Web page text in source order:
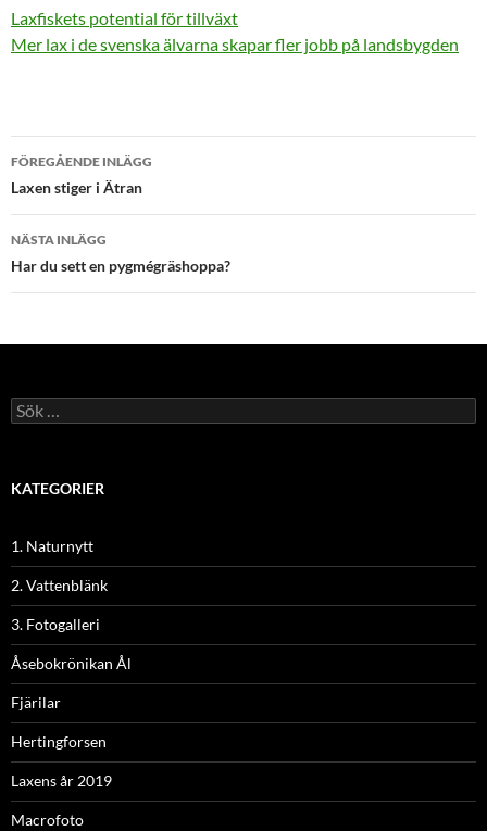
Laxfiskets potential för tillväxt
Mer lax i de svenska älvarna skapar fler jobb på landsbygden
Inläggsnavigering
FÖREGÅENDE INLÄGG
Laxen stiger i Ätran
NÄSTA INLÄGG
Har du sett en pygmégräshoppa?
Sök
efter:
KATEGORIER
1. Naturnytt
2. Vattenblänk
3. Fotogalleri
Åsebokrönikan Ål
Fjärilar
Hertingforsen
Laxens år 2019
Macrofoto